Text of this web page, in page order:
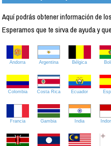
Aquí podrás obtener información de
Esperamos que te sirva de ayuda y
Andorra Argentina Bélgica
Colombia Costa Rica Ecuador
Francia Gambia India